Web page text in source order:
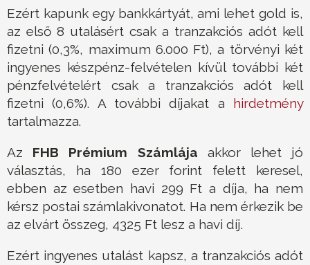
Ezért kapunk egy bankkártyát, ami lehet gold is,
az első 8 utalásért csak a tranzakciós adót kell
fizetni (0,3%, maximum 6.000 Ft), a törvényi két
ingyenes készpénz-felvételen kívül további két
pénzfelvételért csak a tranzakciós adót kell
fizetni (0,6%). A további díjakat a hirdetmény
tartalmazza.
Az FHB Prémium Számlája akkor lehet jó
választás, ha 180 ezer forint felett keresel,
ebben az esetben havi 299 Ft a díja, ha nem
kérsz postai számlakivonatot. Ha nem érkezik be
az elvárt összeg, 4325 Ft lesz a havi díj.
Ezért ingyenes utalást kapsz, a tranzakciós adót